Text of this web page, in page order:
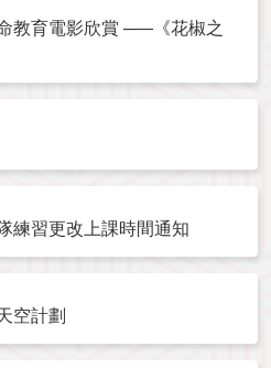
教育電影欣賞 ─―《花椒之
練習更改上課時間通知
空計劃